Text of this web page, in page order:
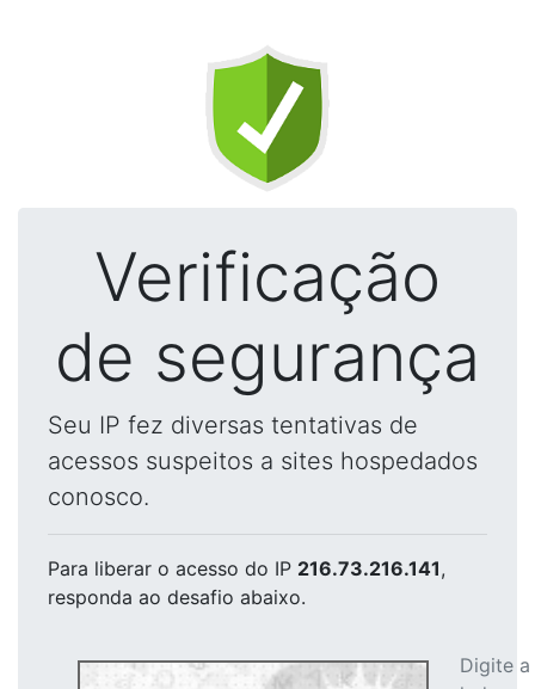
Verificação
de segurança
Seu IP fez diversas tentativas de
acessos suspeitos a sites hospedados
conosco.
Para liberar o acesso do IP 216.73.216.141,
responda ao desafio abaixo.
Digite